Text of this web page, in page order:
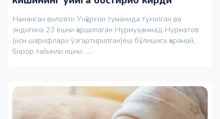
Наманган вилояти Учқўрғон туманида туғилган ва
эндигина 23 ёшни қаршилаган Нурмуҳаммад Нурматов
(исм шарифлари ўзгартирилган)ёш бўлишига қарамай,
бирор тайинли ишни…...